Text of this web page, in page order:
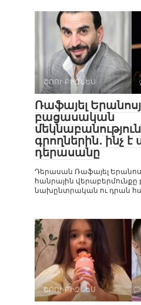
ՇՈՈՒ-ԲԻԶՆԵՍ
Ռաֆայել
բացասական
գրողներին․ ինչ է
դերասանը
Դերասան Ռաֆայել
հանրային
նախընտրական ու դրան
ՇՈՈՒ-ԲԻԶՆԵՍ